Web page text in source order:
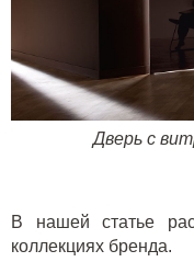
Дверь с
В нашей статье
коллекциях бренда.